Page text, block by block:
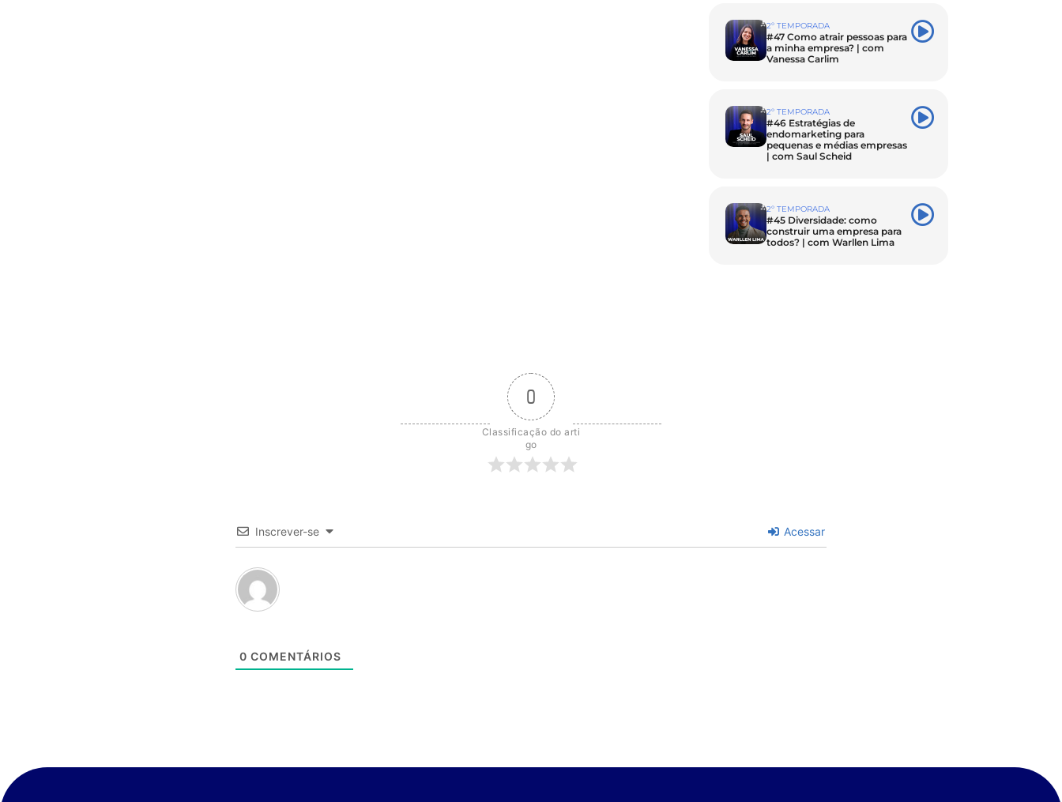
2º TEMPORADA
#47 Como atrair pessoas para
a minha empresa? | com
Vanessa Carlim
2º TEMPORADA
#46 Estratégias de
endomarketing para
pequenas e médias empresas
| com Saul Scheid
2º TEMPORADA
#45 Diversidade: como
construir uma empresa para
todos? | com Warllen Lima
0
Classificação do arti
go
Inscrever-se Acessar
0 COMENTÁRIOS